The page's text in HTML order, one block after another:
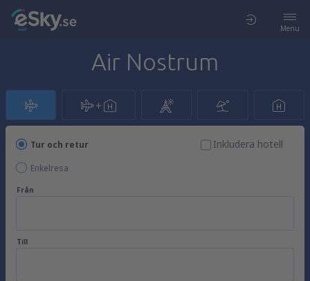
Menu
Air Nostrum
Tur och retur
Enkelresa
Inkludera hotell
Från
Till